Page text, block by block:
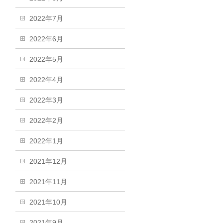
2022年7月
2022年6月
2022年5月
2022年4月
2022年3月
2022年2月
2022年1月
2021年12月
2021年11月
2021年10月